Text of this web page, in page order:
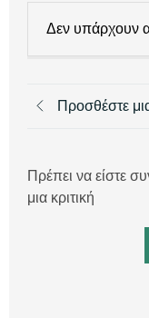
Δεν υπάρχουν
Προσθέστε
Πρέπει να είστε
μια κριτική